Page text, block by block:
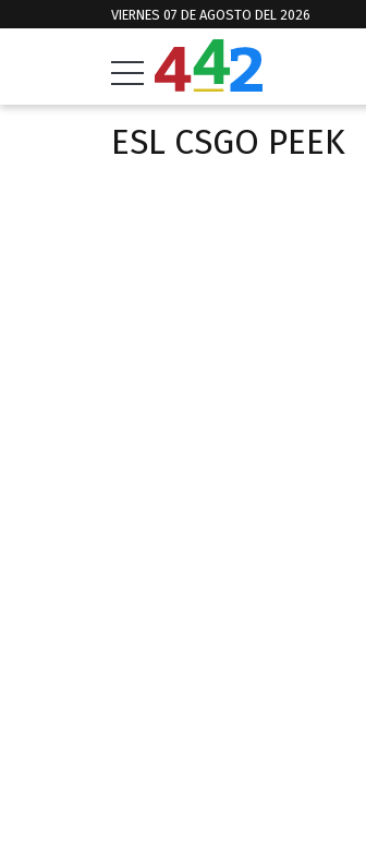
VIERNES 07 DE AGOSTO DEL 2026
ESL CSGO PEEK